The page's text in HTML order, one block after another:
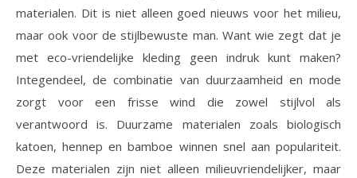
materialen. Dit is niet alleen goed nieuws voor het milieu,
maar ook voor de stijlbewuste man. Want wie zegt dat je
met eco-vriendelijke kleding geen indruk kunt maken?
Integendeel, de combinatie van duurzaamheid en mode
zorgt voor een frisse wind die zowel stijlvol als
verantwoord is. Duurzame materialen zoals biologisch
katoen, hennep en bamboe winnen snel aan populariteit.
Deze materialen zijn niet alleen milieuvriendelijker, maar